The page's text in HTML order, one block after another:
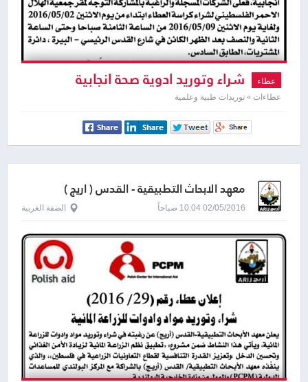
عطاء شراء وتوريد ادوية صحة انجابية
عطاءات » توريدات طبية وعلمية
معهد الابحاث التطبيقية - القدس ( اريج )
02/05/2016 10:04 صباحاً الضفة الغربية